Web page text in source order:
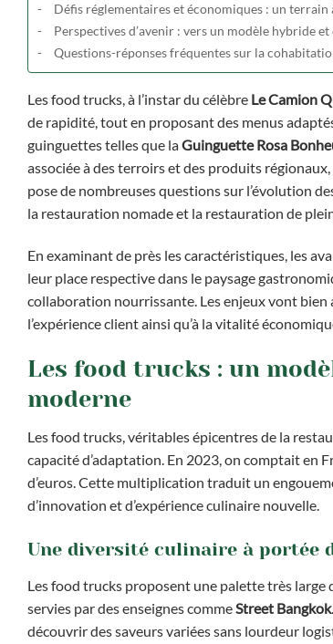
Défis réglementaires et économiques : un
Perspectives d’avenir : vers un modèle hybride
Questions-réponses fréquentes sur la
Les food trucks, à l’instar du célèbre Le Camion
de rapidité, tout en proposant des menus
guinguettes telles que laGuinguette Rosa
associée à des terroirs et des produits
pose de nombreuses questions sur l’évolution
la restauration nomade et la restauration de
En examinant de près les caractéristiques, les
leur place respective dans le paysage
collaboration nourrissante. Les enjeux vont bien
l’expérience client ainsi qu’à la vitalité
Les food trucks : un
moderne
Les food trucks, véritables épicentres de la
capacité d’adaptation. En 2023, on comptait en
d’euros. Cette multiplication traduit un
d’innovation et d’expérience culinaire nouvelle.
Une diversité culinaire à portée
Les food trucks proposent une palette très large
servies par des enseignes commeStreet Bangkok
découvrir des saveurs variées sans lourdeur